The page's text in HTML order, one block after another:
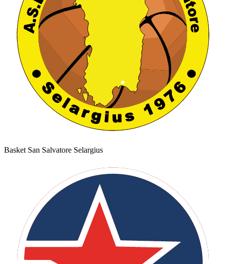
Basket San Salvatore Selargius